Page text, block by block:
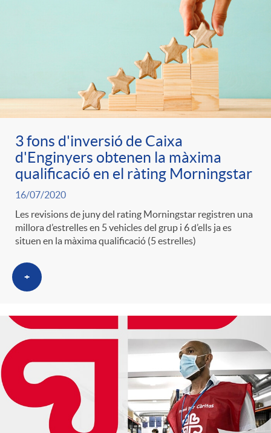
3 fons d'inversió de Caixa
d'Enginyers obtenen la màxima
qualificació en el ràting Morningstar
16/07/2020
Les revisions de juny del rating Morningstar registren una
millora d’estrelles en 5 vehicles del grup i 6 d’ells ja es
situen en la màxima qualificació (5 estrelles)
+